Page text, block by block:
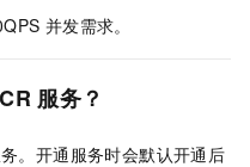
并发需求。
服务？
。开通服务时会默认开通后